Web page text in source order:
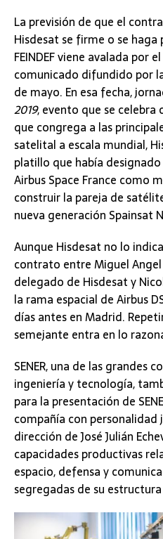
La previsión de que el
Hisdesat se firme o se
FEINDEF viene avalada por
comunicado difundido por
de mayo. En esa fecha,
2019, evento que se celebra
que congrega a las
satelital a escala mundial,
platillo que había
Airbus Space France como
construir la pareja de
nueva generación Spainsat
Aunque Hisdesat no lo
contrato entre Miguel
delegado de Hisdesat y
la rama espacial de Airbus
días antes en Madrid.
semejante entra en lo
SENER, una de las grandes
ingeniería y tecnología,
para la presentación de
compañía con
dirección de José Julián
capacidades productivas
espacio, defensa y
segregadas de su